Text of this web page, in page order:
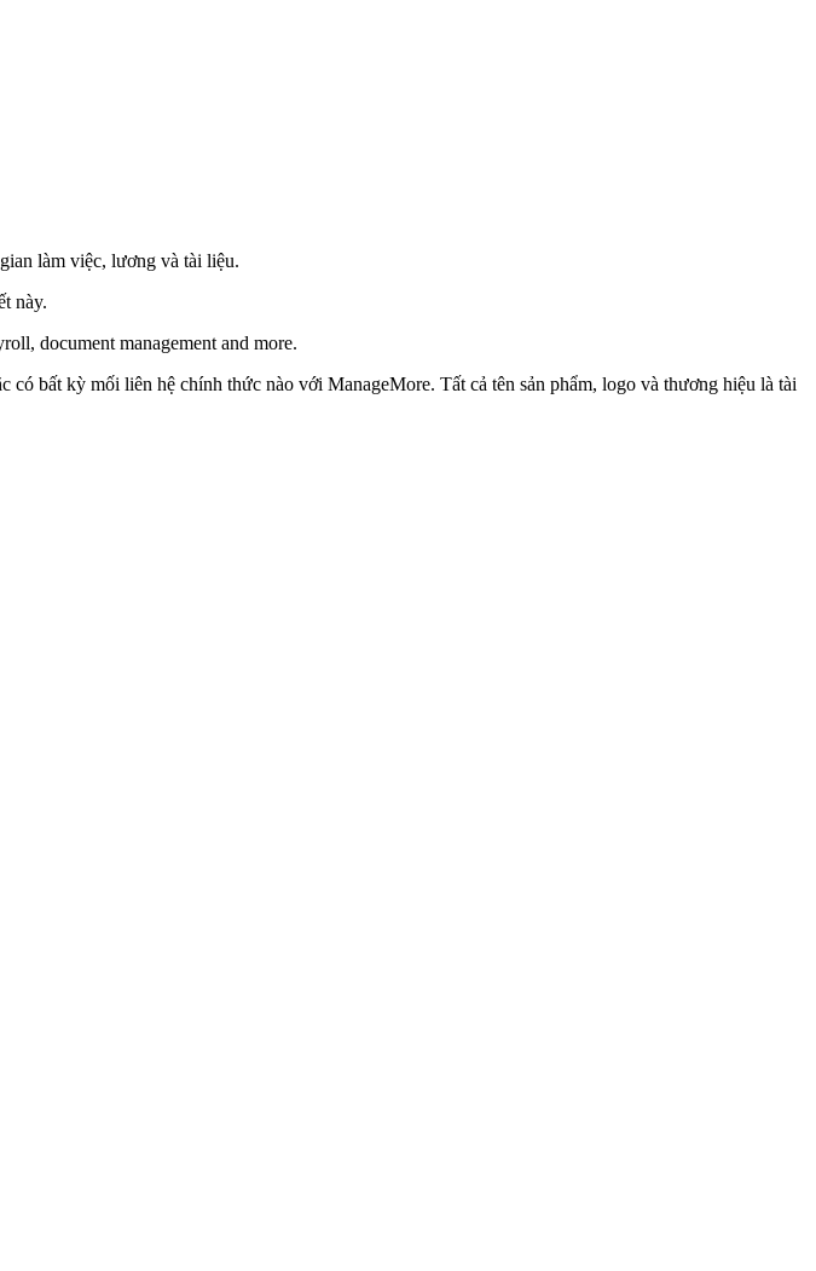
làm việc, lương và tài liệu.
này.
document management and more.
bất kỳ mối liên hệ chính thức nào với ManageMore. Tất cả tên sản phẩm, logo và thương hiệu là tài